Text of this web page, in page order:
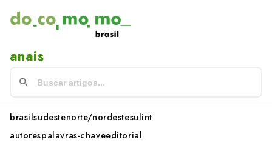
anais
brasilsudestenorte/nordestesulint
autorespalavras-chaveeditorial